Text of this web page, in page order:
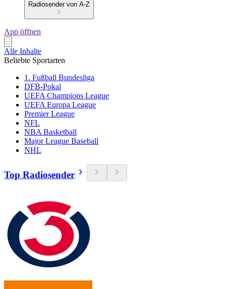
Radiosender von A-Z
App öffnen
Alle Inhalte
Beliebte Sportarten
1. Fußball Bundesliga
DFB-Pokal
UEFA Champions League
UEFA Europa League
Premier League
NFL
NBA Basketball
Major League Baseball
NHL
Top Radiosender